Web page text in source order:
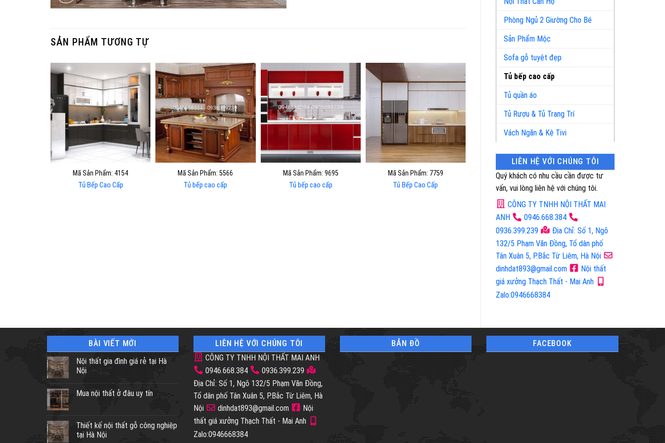
Phòng Ngủ 2 Giường Cho Bé
Sản Phẩm Mộc
Sofa gỗ tuyệt đẹp
Tủ bếp cao cấp
Tủ quần áo
Tủ Rượu & Tủ Trang Trí
Vách Ngăn & Kệ Tivi
LIÊN HỆ VỚI CHÚNG TÔI
Quý khách có nhu cầu cần được tư
vấn, vui lòng liên hệ với chúng tôi.
CÔNG TY TNHH NỘI THẤT MAI
ANH
0946.668.384
0936.399.239
Địa Chỉ: Số 1, Ngõ
132/5 Phạm Văn Đồng, Tổ dân phố
Tân Xuân 5, P.Bắc Từ Liêm, Hà Nội
dinhdat893@gmail.com
Nội thất
giá xưởng Thạch Thất - Mai Anh
Zalo:0946668384
SẢN PHẨM TƯƠNG TỰ
Mã Sản Phẩm: 4154
Tủ Bếp Cao Cấp
Mã Sản Phẩm: 5566
Tủ bếp cao cấp
Mã Sản Phẩm: 9695
Tủ bếp cao cấp
Mã Sản Phẩm: 7759
Tủ Bếp Cao Cấp
Mã Sản Phẩm: 2934
Tủ Bếp Cao Cấp
Mã Sản Phẩm: 9548
BÀI VIẾT MỚI
Nội thất gia đình giá rẻ tại Hà
Nội
Mua nội thất ở đâu uy tín
Thiết kế nội thất gỗ công nghiệp
tại Hà Nội
LIÊN HỆ VỚI CHÚNG TÔI
CÔNG TY TNHH NỘI THẤT MAI ANH
0946.668.384
0936.399.239
Địa Chỉ: Số 1, Ngõ 132/5 Phạm Văn Đồng,
Tổ dân phố Tân Xuân 5, P.Bắc Từ Liêm, Hà
Nội
dinhdat893@gmail.com
Nội
thất giá xưởng Thạch Thất - Mai Anh
Zalo:0946668384
BẢN ĐỒ FACEBOOK